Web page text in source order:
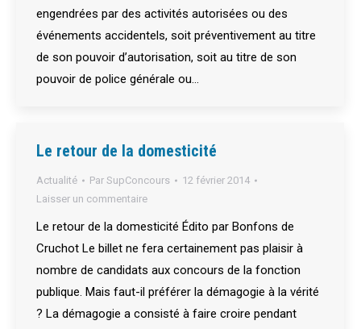
engendrées par des activités autorisées ou des
événements accidentels, soit préventivement au titre
de son pouvoir d’autorisation, soit au titre de son
pouvoir de police générale ou…
Le retour de la domesticité
Actualité Par SupConcours
12 février 2014
Laisser un commentaire
Le retour de la domesticité Édito par Bonfons de
Cruchot Le billet ne fera certainement pas plaisir à
nombre de candidats aux concours de la fonction
publique. Mais faut-il préférer la démagogie à la vérité
? La démagogie a consisté à faire croire pendant